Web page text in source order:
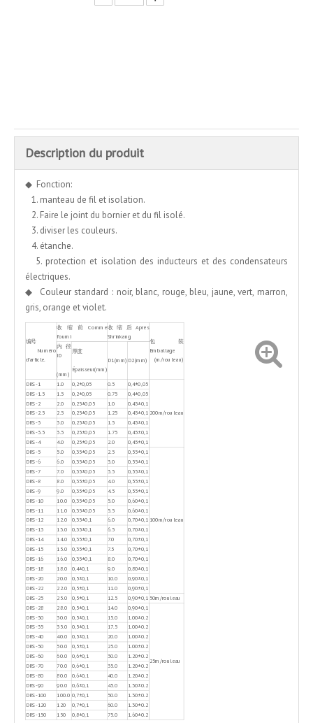
Description du produit
◆ Fonction:
1. manteau de fil et isolation.
2. Faire le joint du bornier et du fil isolé.
3. diviser les couleurs.
4. étanche.
5. protection et isolation des inducteurs et des condensateurs
électriques.
◆ Couleur standard : noir, blanc, rouge, bleu, jaune, vert, marron,
gris, orange et violet.
编号
Numéro
d'article.
收缩前Comme
fourni
收缩后Après
Shrinkang
包装
Emballage
(m/rouleau)
内 径
ID
(mm)
厚度
Épaisseur(mm)
D1(mm) D2(mm)
DRS-1 1.0 0,2±0,05 0.5 0,4±0,05
200m/rouleau
DRS-1.5 1.5 0,2±0,05 0.75
0,4±0,05
DRS-2
2.0 0,25±0,05 1.0
0,45±0,1
DRS-2.5
2.5 0,25±0,05 1.25
0,45±0,1
DRS-3
3.0 0,25±0,05 1.5
0,45±0,1
DRS-3.5
3.5 0,25±0,05 1.75
0,45±0,1
DRS-4
4.0 0,25±0,05 2.0
0,45±0,1
DRS-5
5.0 0,35±0,05 2.5 0,55±0,1
100m/rouleau
DRS-6 6.0 0,35±0,05 3.0
0,55±0,1
DRS-7
7.0 0,35±0,05 3.5
0,55±0,1
DRS-8
8.0 0,35±0,05 4.0
0,55±0,1
DRS-9
9.0 0,35±0,05 4.5
0,55±0,1
DRS-10
10.0 0,35±0,05 5.0
0,60±0,1
DRS-11
11.0 0,35±0,05 5.5
0,60±0,1
DRS-12
12.0 0,35±0,1 6.0
0,70±0,1
DRS-13
13.0 0,35±0,1 6.5
0,70±0,1
DRS-14
14.0 0,35±0,1 7.0
0,70±0,1
DRS-15
15.0 0,35±0,1 7.5
0,70±0,1
DRS-16
16.0 0,35±0,1 8.0
0,70±0,1
DRS-18
18.0 0,4±0,1 9.0
0,80±0,1
DRS-20
20.0 0,5±0,1 10.0
0,90±0,1
DRS-22
22.0 0,5±0,1 11.0
0,90±0,1
DRS-25
25.0 0,5±0,1 12.5 0,90±0,1 50m/rouleau
DRS-28
28.0 0,5±0,1 14.0 0,90±0,1
25m/rouleau
DRS-30 30.0 0,5±0,1 15.0
1.00±0.2
DRS-35
35.0 0,5±0,1 17.5
1.00±0.2
DRS-40
40.0 0,5±0,1 20.0
1.00±0.2
DRS-50
50.0 0,5±0,1 25.0
1.00±0.2
DRS-60
60.0 0,6±0,1 30.0
1.20±0.2
DRS-70
70.0 0,6±0,1 35.0
1.20±0.2
DRS-80
80.0 0,6±0,1 40.0
1.20±0.2
DRS-90
90.0 0,6±0,1 45.0
1.30±0.2
DRS-100
100.0 0,7±0,1 50.0
1.30±0.2
DRS-120
120 0,7±0,1 60.0
1.30±0.2
DRS-150
150 0,8±0,1 75.0 1.60±0.2